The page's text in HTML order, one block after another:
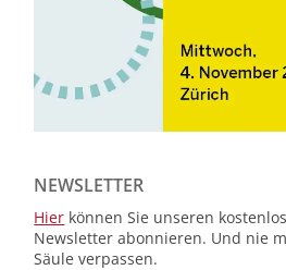
NEWSLETTER
Hier können Sie unseren
Newsletter abonnieren. Und nie
Säule verpassen.